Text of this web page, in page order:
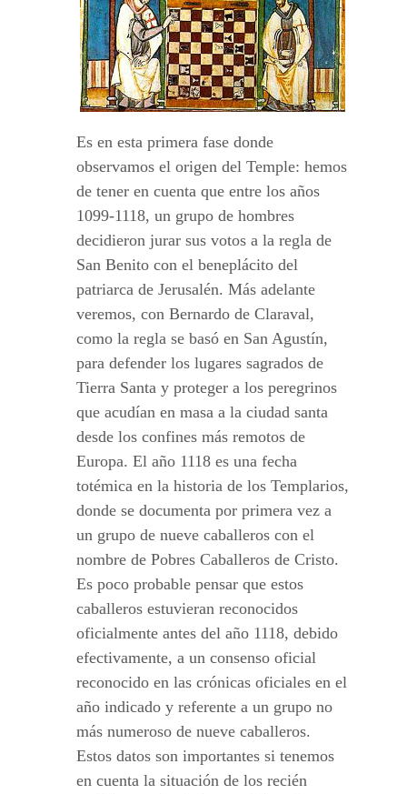
Es en esta primera fase donde
observamos el origen del Temple: hemos
de tener en cuenta que entre los años
1099-1118, un grupo de hombres
decidieron jurar sus votos a la regla de
San Benito con el beneplácito del
patriarca de Jerusalén. Más adelante
veremos, con Bernardo de Claraval,
como la regla se basó en San Agustín,
para defender los lugares sagrados de
Tierra Santa y proteger a los peregrinos
que acudían en masa a la ciudad santa
desde los confines más remotos de
Europa. El año 1118 es una fecha
totémica en la historia de los Templarios,
donde se documenta por primera vez a
un grupo de nueve caballeros con el
nombre de Pobres Caballeros de Cristo.
Es poco probable pensar que estos
caballeros estuvieran reconocidos
oficialmente antes del año 1118, debido
efectivamente, a un consenso oficial
reconocido en las crónicas oficiales en el
año indicado y referente a un grupo no
más numeroso de nueve caballeros.
Estos datos son importantes si tenemos
en cuenta la situación de los recién